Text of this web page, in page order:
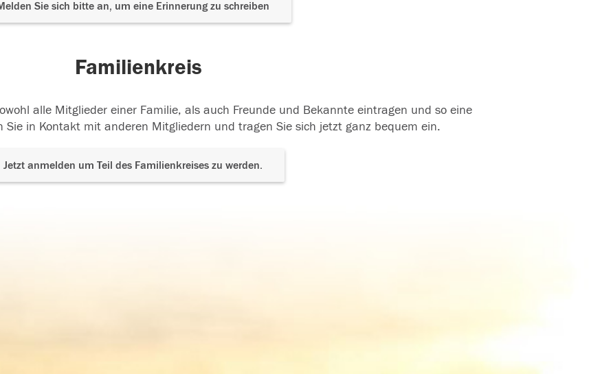
Sie sich bitte an, um eine Erinnerung zu schreiben
Familienkreis
alle Mitglieder einer Familie, als auch Freunde und Bekannte eintragen und so eine
Sie in Kontakt mit anderen Mitgliedern und tragen Sie sich jetzt ganz bequem ein.
Jetzt anmelden um Teil des Familienkreises zu werden.